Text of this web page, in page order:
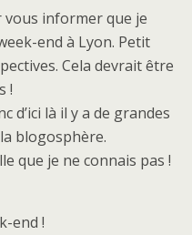
vous informer que je
end à Lyon. Petit
Cela devrait être
!
d’ici là il y a de grandes
blogosphère.
que je ne connais pas !
end !